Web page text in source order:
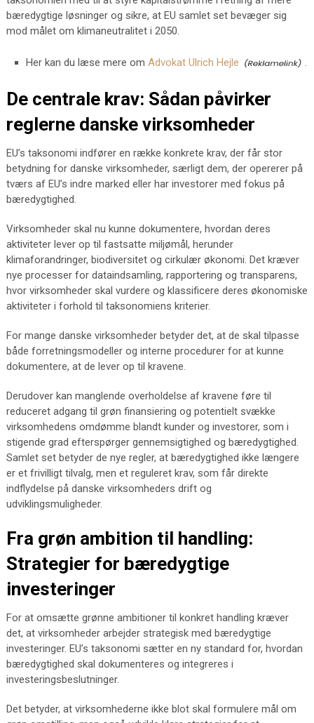
bæredygtige løsninger og sikre, at EU samlet set bevæger sig
mod målet om klimaneutralitet i 2050.
Her kan du læse mere omAdvokat Ulrich Hejle
De centrale krav: Sådan påvirker
reglerne danske virksomheder
EU’s taksonomi indfører en række konkrete krav, der får stor
betydning for danske virksomheder, særligt dem, der opererer på
tværs af EU’s indre marked eller har investorer med fokus på
bæredygtighed.
Virksomheder skal nu kunne dokumentere, hvordan deres
aktiviteter lever op til fastsatte miljømål, herunder
klimaforandringer, biodiversitet og cirkulær økonomi. Det kræver
nye processer for dataindsamling, rapportering og transparens,
hvor virksomheder skal vurdere og klassificere deres økonomiske
aktiviteter i forhold til taksonomiens kriterier.
For mange danske virksomheder betyder det, at de skal tilpasse
både forretningsmodeller og interne procedurer for at kunne
dokumentere, at de lever op til kravene.
Derudover kan manglende overholdelse af kravene føre til
reduceret adgang til grøn finansiering og potentielt svække
virksomhedens omdømme blandt kunder og investorer, som i
stigende grad efterspørger gennemsigtighed og bæredygtighed.
Samlet set betyder de nye regler, at bæredygtighed ikke længere
er et frivilligt tilvalg, men et reguleret krav, som får direkte
indflydelse på danske virksomheders drift og
udviklingsmuligheder.
Fra grøn ambition til handling:
Strategier for bæredygtige
investeringer
For at omsætte grønne ambitioner til konkret handling kræver
det, at virksomheder arbejder strategisk med bæredygtige
investeringer. EU’s taksonomi sætter en ny standard for, hvordan
bæredygtighed skal dokumenteres og integreres i
investeringsbeslutninger.
Det betyder, at virksomhederne ikke blot skal formulere mål om